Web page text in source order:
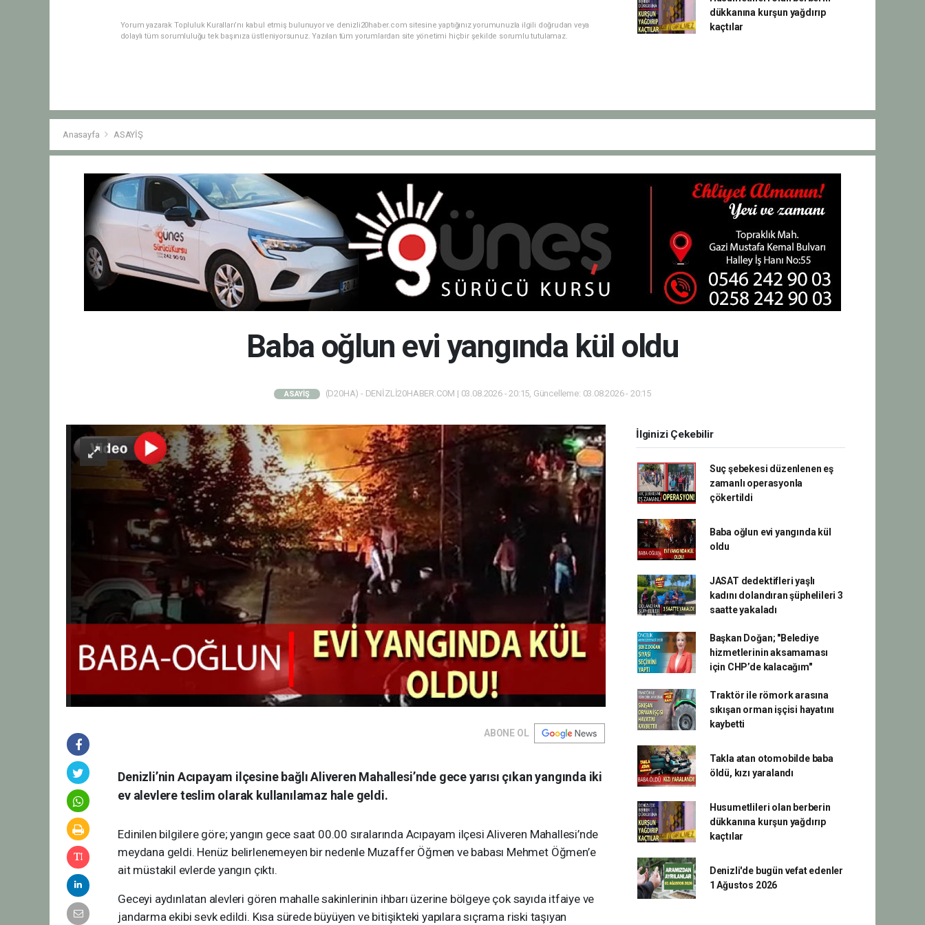
Yorum yazarak Topluluk Kuralları’nı kabul etmiş bulunuyor ve denizli20haber.com sitesine yaptığınız yorumunuzla ilgili doğrudan veya
dolaylı tüm sorumluluğu tek başınıza üstleniyorsunuz. Yazılan tüm yorumlardan site yönetimi hiçbir şekilde sorumlu tutulamaz.
dükkanına kurşun yağdırıp
kaçtılar
Anasayfa ASAYİŞ
Baba oğlun evi yangında kül oldu
ASAYİŞ (D20HA) - DENİZLİ20HABER.COM | 03.08.2026 - 20:15, Güncelleme: 03.08.2026 - 20:15
ABONE OL
Denizli’nin Acıpayam ilçesine bağlı Aliveren Mahallesi’nde gece yarısı çıkan yangında iki
ev alevlere teslim olarak kullanılamaz hale geldi.
Edinilen bilgilere göre; yangın gece saat 00.00 sıralarında Acıpayam ilçesi Aliveren Mahallesi’nde
meydana geldi. Henüz belirlenemeyen bir nedenle Muzaffer Öğmen ve babası Mehmet Öğmen’e
ait müstakil evlerde yangın çıktı.
Geceyi aydınlatan alevleri gören mahalle sakinlerinin ihbarı üzerine bölgeye çok sayıda itfaiye ve
jandarma ekibi sevk edildi. Kısa sürede büyüyen ve bitişikteki yapılara sıçrama riski taşıyan
İlginizi Çekebilir
Suç şebekesi düzenlenen eş
zamanlı operasyonla
çökertildi
Baba oğlun evi yangında kül
oldu
JASAT dedektifleri yaşlı
kadını dolandıran şüphelileri 3
saatte yakaladı
Başkan Doğan; "Belediye
hizmetlerinin aksamaması
için CHP’de kalacağım"
Traktör ile römork arasına
sıkışan orman işçisi hayatını
kaybetti
Takla atan otomobilde baba
öldü, kızı yaralandı
Husumetlileri olan berberin
dükkanına kurşun yağdırıp
kaçtılar
Denizli'de bugün vefat edenler
1 Ağustos 2026